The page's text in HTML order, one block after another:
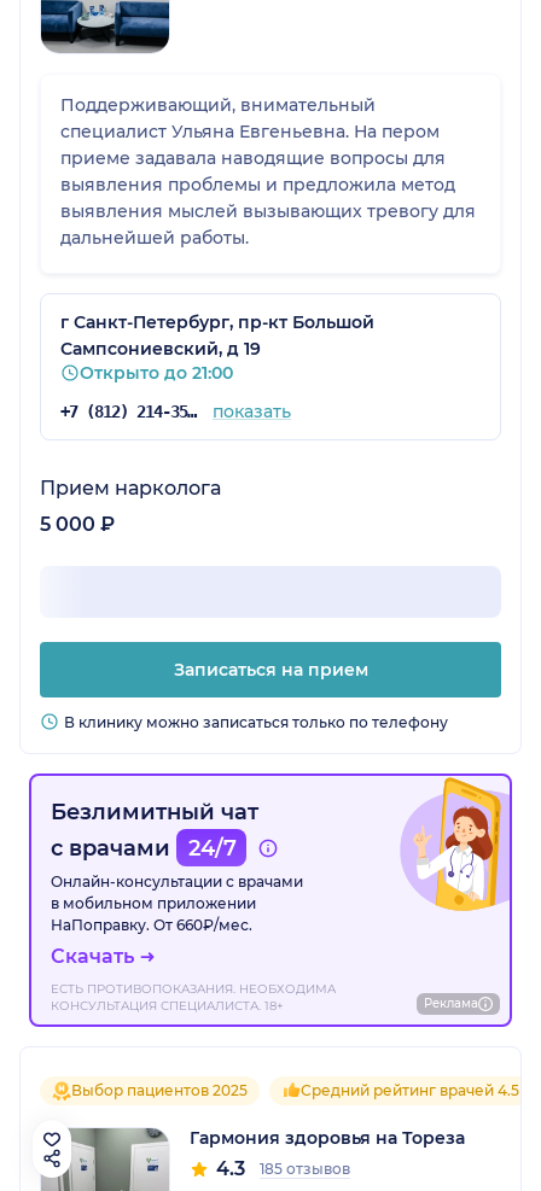
Поддерживающий, внимательный
специалист Ульяна Евгеньевна. На пером
приеме задавала наводящие вопросы для
выявления проблемы и предложила метод
выявления мыслей вызывающих тревогу для
дальнейшей работы.
г Санкт-Петербург, пр-кт Большой
Сампсониевский, д 19
Открыто до 21:00
+7 (812) 214-35-16 показать
Прием нарколога
5 000 ₽
Записаться на прием
В клинику можно записаться только по телефону
Безлимитный чат
с врачами
24/7
Онлайн-консультации с врачами
в мобильном приложении
НаПоправку. От 660₽/мес.
Скачать
ЕСТЬ ПРОТИВОПОКАЗАНИЯ. НЕОБХОДИМА
КОНСУЛЬТАЦИЯ СПЕЦИАЛИСТА. 18+
Реклама
Выбор пациентов 2025 Средний рейтинг врачей 4.5
Гармония здоровья на Тореза
4.3 185 отзывов